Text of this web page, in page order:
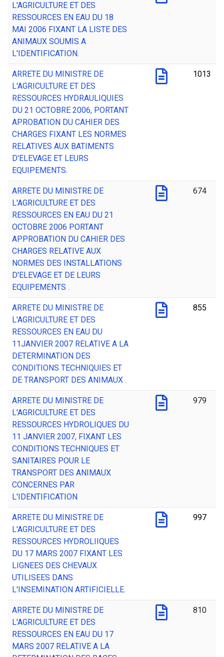
L'AGRICULTURE ET DES
RESSOURCES EN EAU DU 18
MAI 2006 FIXANT LA LISTE DES
ANIMAUX SOUMIS A
L'IDENTIFICATION.
ARRETE DU MINISTRE DE
L'AGRICULTURE ET DES
RESSOURCES HYDRAULIQUIES
DU 21 OCTOBRE 2006, PORTANT
APROBATION DU CAHIER DES
CHARGES FIXANT LES NORMES
RELATIVES AUX BATIMENTS
D'ELEVAGE ET LEURS
EQUIPEMENTS.
1013
ARRETE DU MINISTRE DE
L'AGRICULTURE ET DES
RESSOURCES EN EAU DU 21
OCTOBRE 2006 PORTANT
APPROBATION DU CAHIER DES
CHARGES RELATIVE AUX
NORMES DES INSTALLATIONS
D'ELEVAGE ET DE LEURS
EQUIPEMENTS .
674
ARRETE DU MINISTRE DE
L'AGRICULTURE ET DES
RESSOURCES EN EAU DU
11JANVIER 2007 RELATIVE A LA
DETERMINATION DES
CONDITIONS TECHNIQUIES ET
DE TRANSPORT DES ANIMAUX .
855
ARRETE DU MINISTRE DE
L'AGRICULTURE ET DES
RESSOURCES HYDROLIQUES DU
11 JANVIER 2007, FIXANT LES
CONDITIONS TECHNIQUES ET
SANITAIRES POUR LE
TRANSPORT DES ANIMAUX
CONCERNES PAR
L'IDENTIFICATION
979
ARRETE DU MINISTRE DE
L'AGRICULTURE ET DES
RESSOURCES HYDROLIIQUES
DU 17 MARS 2007 FIXANT LES
LIGNEES DES CHEVAUX
UTILISEES DANS
L'INSEMINATION ARTIFICIELLE.
997
ARRETE DU MINISTRE DE
L'AGRICULTURE ET DES
RESSOURCES EN EAU DU 17
MARS 2007 RELATIVE A LA
810